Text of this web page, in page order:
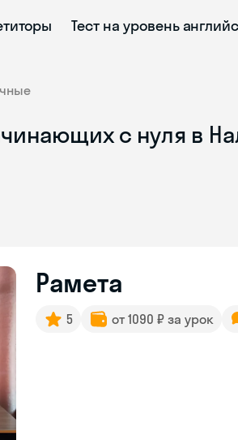
Тест на уровень
с нуля в
Рамета
5 от 1090 ₽ за урок